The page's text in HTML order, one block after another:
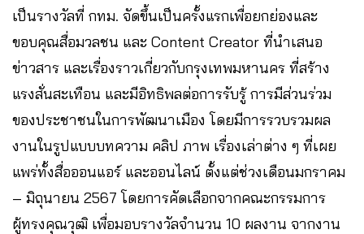
เป็นรางวัลที่ กทม. จัดขึ้นเป็นครั้งแรกเพื่อยกย่องและ
ขอบคุณสื่อมวลชน และ Content Creator ที่นำเสนอ
ข่าวสาร และเรื่องราวเกี่ยวกับกรุงเทพมหานคร ที่สร้าง
แรงสั่นสะเทือน และมีอิทธิพลต่อการรับรู้ การมีส่วนร่วม
ของประชาชนในการพัฒนาเมือง โดยมีการรวบรวมผล
งานในรูปแบบบทความ คลิป ภาพ เรื่องเล่าต่าง ๆ ที่เผย
แพร่ทั้งสื่อออนแอร์ และออนไลน์ ตั้งแต่ช่วงเดือนมกราคม
– มิถุนายน 2567 โดยการคัดเลือกจากคณะกรรมการ
ผู้ทรงคุณวุฒิ เพื่อมอบรางวัลจำนวน 10 ผลงาน จากงาน